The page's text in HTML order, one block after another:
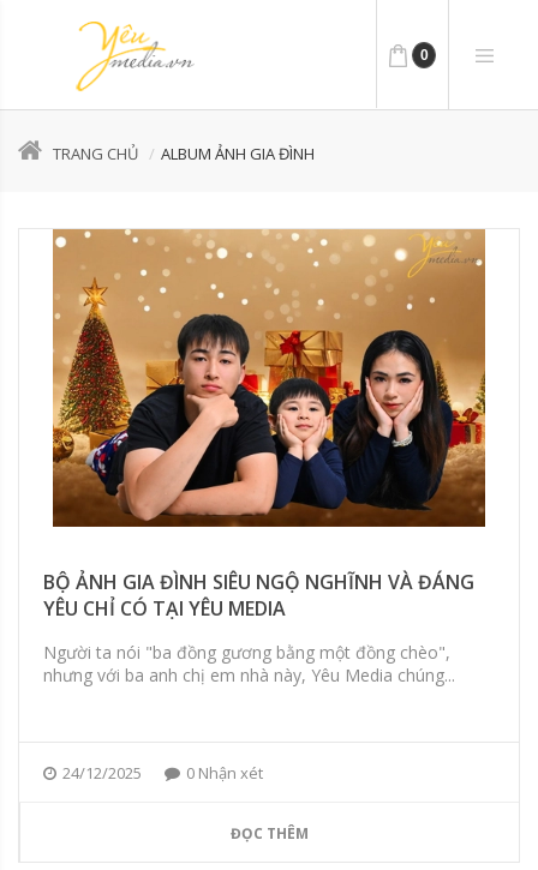
0
TRANG CHỦ ALBUM ẢNH GIA ĐÌNH
BỘ ẢNH GIA ĐÌNH SIÊU NGỘ NGHĨNH VÀ ĐÁNG
YÊU CHỈ CÓ TẠI YÊU MEDIA
Người ta nói "ba đồng gương bằng một đồng chèo",
nhưng với ba anh chị em nhà này, Yêu Media chúng...
24/12/2025 0 Nhận xét
ĐỌC THÊM